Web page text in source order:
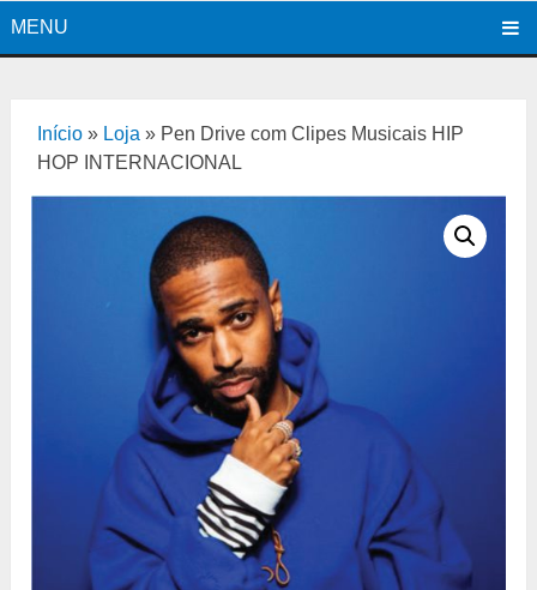
MENU
Início » Loja » Pen Drive com Clipes Musicais HIP
HOP INTERNACIONAL